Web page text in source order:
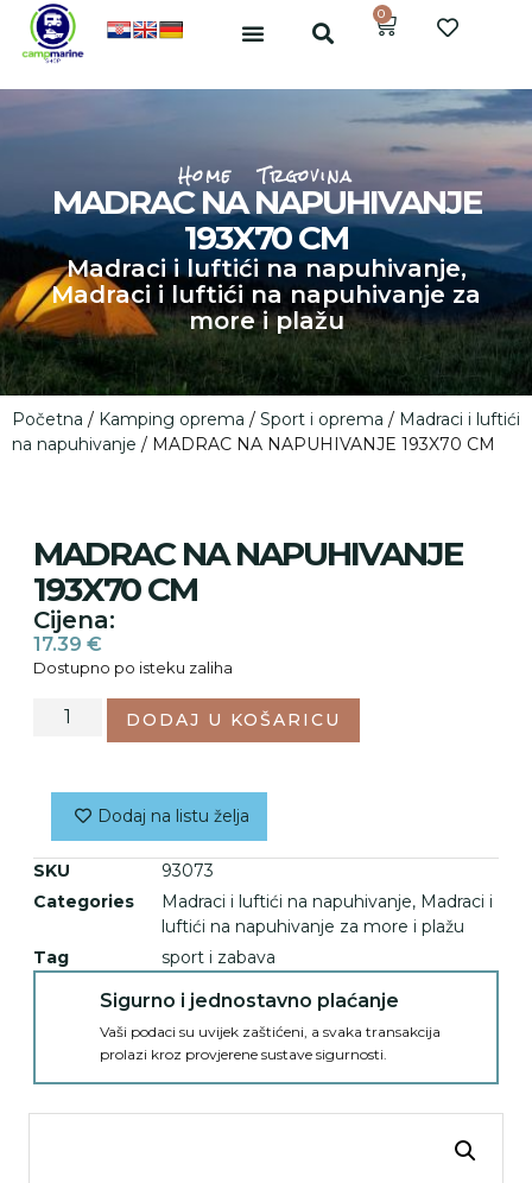
0
Home Trgovina
MADRAC NA NAPUHIVANJE
193X70 CM
Madraci i luftići na napuhivanje,
Madraci i luftići na napuhivanje za
more i plažu
Početna / Kamping oprema / Sport i oprema / Madraci i luftići
na napuhivanje / MADRAC NA NAPUHIVANJE 193X70 CM
MADRAC NA NAPUHIVANJE
193X70 CM
Cijena:
17.39 €
Dostupno po isteku zaliha
DODAJ U KOŠARICU
Dodaj na listu želja
SKU
93073
Categories
Madraci i luftići na napuhivanje, Madraci i
luftići na napuhivanje za more i plažu
Tag
sport i zabava
Sigurno i jednostavno plaćanje
Vaši podaci su uvijek zaštićeni, a svaka transakcija
prolazi kroz provjerene sustave sigurnosti.